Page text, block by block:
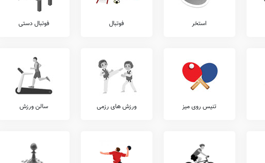
استخر فوتبال فوتبال دستی
تنیس روی میز ورزش های رزمی سالن ورزش